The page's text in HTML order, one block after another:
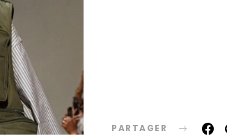
PARTAGER